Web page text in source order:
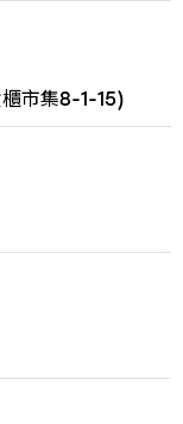
市集8-1-15)